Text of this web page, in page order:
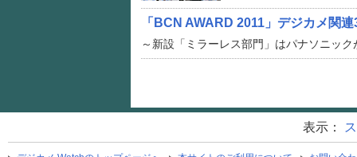
「BCN AWARD 2011」デジカメ関
～新設「ミラーレス部門」はパナソニック
表示：